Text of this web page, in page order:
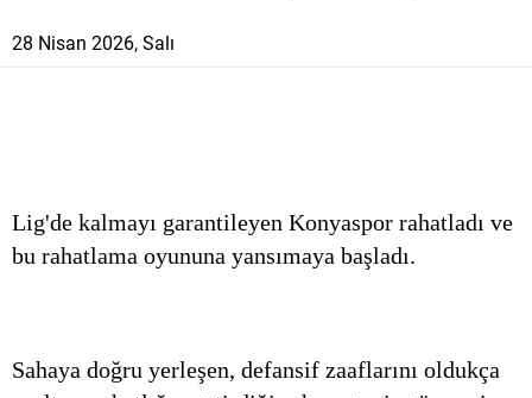
28 Nisan 2026, Salı
Lig'de kalmayı garantileyen Konyaspor rahatladı ve
bu rahatlama oyununa yansımaya başladı.
Sahaya doğru yerleşen, defansif zaaflarını oldukça